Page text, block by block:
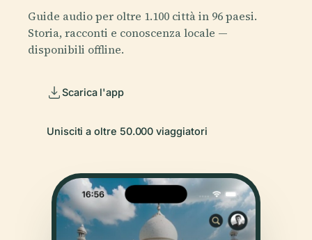
Guide audio per oltre 1.100 città in 96 paesi.
Storia, racconti e conoscenza locale —
disponibili offline.
Scarica l'app
Unisciti a oltre 50.000 viaggiatori